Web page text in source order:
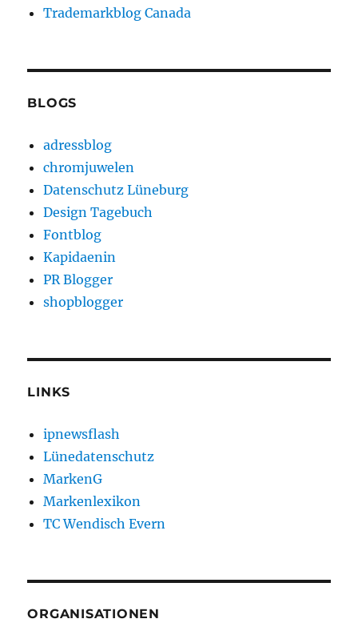
Trademarkblog Canada
BLOGS
adressblog
chromjuwelen
Datenschutz Lüneburg
Design Tagebuch
Fontblog
Kapidaenin
PR Blogger
shopblogger
LINKS
ipnewsflash
Lünedatenschutz
MarkenG
Markenlexikon
TC Wendisch Evern
ORGANISATIONEN